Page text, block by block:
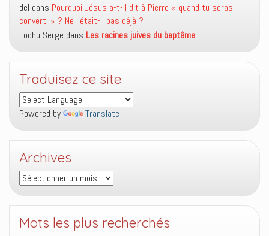
del dans Pourquoi Jésus a-t-il dit à Pierre « quand tu seras
converti » ? Ne l’était-il pas déjà ?
Lochu Serge dans Les racines juives du baptême
Traduisez ce site
Powered by Translate
Archives
Archives
Mots les plus recherchés